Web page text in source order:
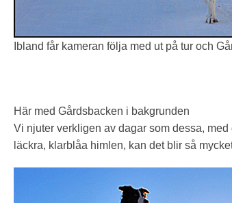
Ibland får kameran följa med ut på tur och
Här med Gårdsbacken i bakgrunden
Vi njuter verkligen av dagar som dessa,
läckra, klarblåa himlen, kan det blir så